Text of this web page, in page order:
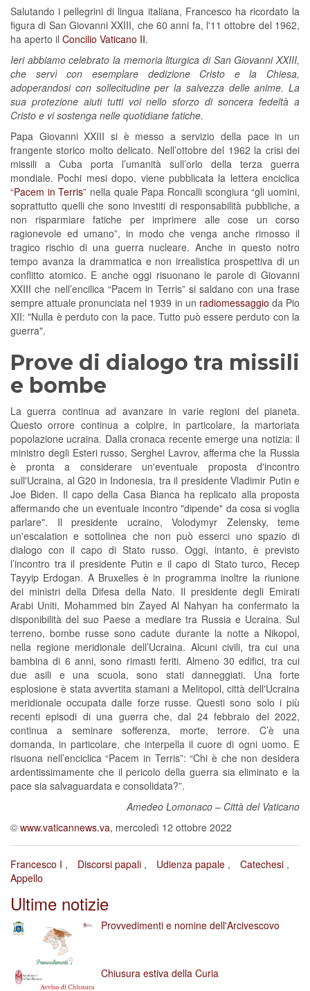
Salutando i pellegrini di lingua italiana, Francesco ha ricordato la
figura di San Giovanni XXIII, che 60 anni fa, l'11 ottobre del 1962,
ha aperto il Concilio Vaticano II.
Ieri abbiamo celebrato la memoria liturgica di San Giovanni XXIII,
che servì con esemplare dedizione Cristo e la Chiesa,
adoperandosi con sollecitudine per la salvezza delle anime. La
sua protezione aiuti tutti voi nello sforzo di soncera fedeltà a
Cristo e vi sostenga nelle quotidiane fatiche.
Papa Giovanni XXIII si è messo a servizio della pace in un
frangente storico molto delicato. Nell’ottobre del 1962 la crisi dei
missili a Cuba porta l’umanità sull’orlo della terza guerra
mondiale. Pochi mesi dopo, viene pubblicata la lettera enciclica
“Pacem in Terris” nella quale Papa Roncalli scongiura “gli uomini,
soprattutto quelli che sono investiti di responsabilità pubbliche, a
non risparmiare fatiche per imprimere alle cose un corso
ragionevole ed umano”, in modo che venga anche rimosso il
tragico rischio di una guerra nucleare. Anche in questo notro
tempo avanza la drammatica e non irrealistica prospettiva di un
conflitto atomico. E anche oggi risuonano le parole di Giovanni
XXIII che nell’encilica “Pacem in Terris” si saldano con una frase
sempre attuale pronunciata nel 1939 in un radiomessaggio da Pio
XII: "Nulla è perduto con la pace. Tutto può essere perduto con la
guerra".
Prove di dialogo tra missili
e bombe
La guerra continua ad avanzare in varie regioni del pianeta.
Questo orrore continua a colpire, in particolare, la martoriata
popolazione ucraina. Dalla cronaca recente emerge una notizia: il
ministro degli Esteri russo, Serghei Lavrov, afferma che la Russia
è pronta a considerare un'eventuale proposta d'incontro
sull'Ucraina, al G20 in Indonesia, tra il presidente Vladimir Putin e
Joe Biden. Il capo della Casa Bianca ha replicato alla proposta
affermando che un eventuale incontro "dipende" da cosa si voglia
parlare". Il presidente ucraino, Volodymyr Zelensky, teme
un'escalation e sottolinea che non può esserci uno spazio di
dialogo con il capo di Stato russo. Oggi, intanto, è previsto
l’incontro tra il presidente Putin e il capo di Stato turco, Recep
Tayyip Erdogan. A Bruxelles è in programma inoltre la riunione
dei ministri della Difesa della Nato. Il presidente degli Emirati
Arabi Uniti, Mohammed bin Zayed Al Nahyan ha confermato la
disponibilità del suo Paese a mediare tra Russia e Ucraina. Sul
terreno, bombe russe sono cadute durante la notte a Nikopol,
nella regione meridionale dell’Ucraina. Alcuni civili, tra cui una
bambina di 6 anni, sono rimasti feriti. Almeno 30 edifici, tra cui
due asili e una scuola, sono stati danneggiati. Una forte
esplosione è stata avvertita stamani a Melitopol, città dell'Ucraina
meridionale occupata dalle forze russe. Questi sono solo i più
recenti episodi di una guerra che, dal 24 febbraio del 2022,
continua a seminare sofferenza, morte, terrore. C’è una
domanda, in particolare, che interpella il cuore di ogni uomo. E
risuona nell’enciclica “Pacem in Terris”: “Chi è che non desidera
ardentissimamente che il pericolo della guerra sia eliminato e la
pace sia salvaguardata e consolidata?”.
Amedeo Lomonaco – Città del Vaticano
© www.vaticannews.va, mercoledì 12 ottobre 2022
Francesco I Discorsi papali Udienza papale
Catechesi
Appello
Ultime notizie
Provvedimenti e nomine dell'Arcivescovo
Chiusura estiva della Curia